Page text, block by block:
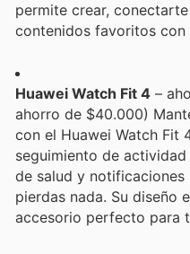
permite crear,
contenidos favoritos
Huawei Watch Fit 4 –
ahorro de $40.000)
con el Huawei Watch Fit
seguimiento de
de salud y
pierdas nada. Su diseño
accesorio perfecto para